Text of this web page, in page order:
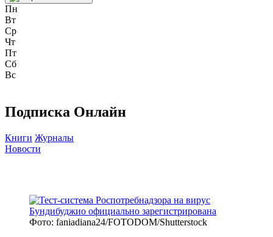
Пн
Вт
Ср
Чт
Пт
Сб
Вс
Подписка Онлайн
Книги Журналы
Новости
Фото: faniadiana24/FOTODOM/Shutterstock